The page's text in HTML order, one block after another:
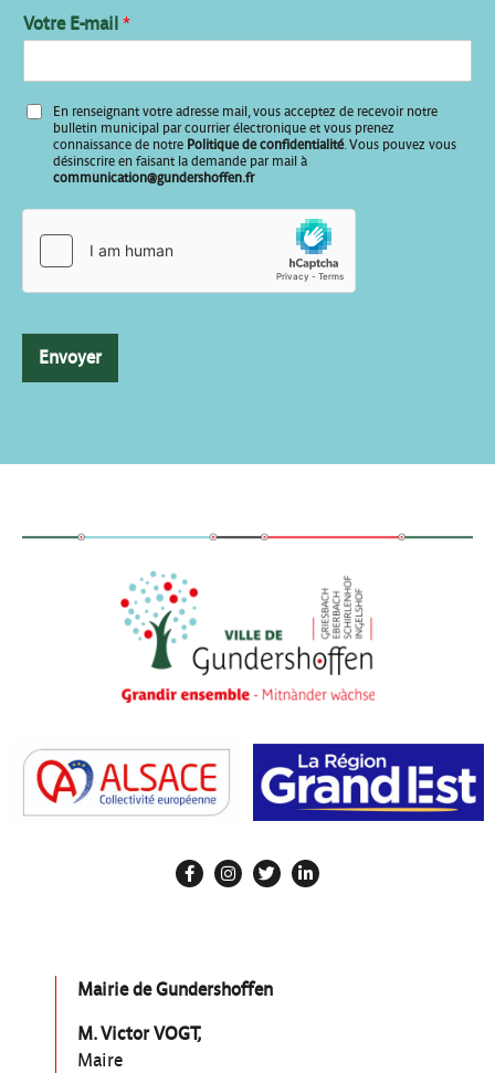
V
o
r
e
V
e
a
Votre E-mail *
En renseignant votre adresse mail, vous acceptez de recevoir notre
bulletin municipal par courrier électronique et vous prenez
connaissance de notre Politique de confidentialité. Vous pouvez vous
désinscrire en faisant la demande par mail à
communication@gundershoffen.fr
Envoyer
Mairie de Gundershoffen
M. Victor VOGT,
Maire